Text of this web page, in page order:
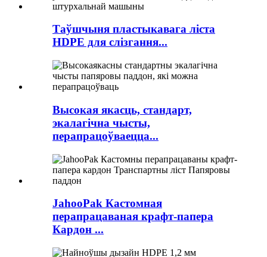
Таўшчыня пластыкавага ліста
HDPE для слізгання...
Высокая якасць, стандарт,
экалагічна чысты,
перапрацоўваецца...
JahooPak Кастомная
перапрацаваная крафт-папера
Кардон ...